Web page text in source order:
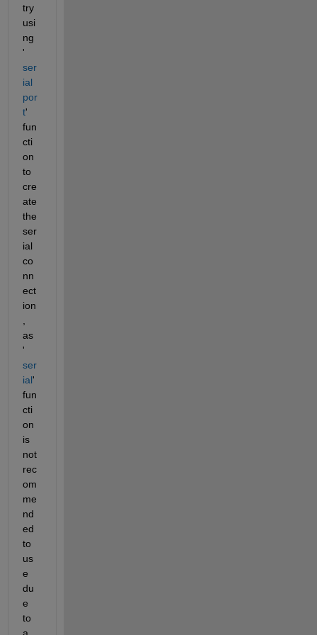
try
usi
ng
'
ser
ial
por
t'
fun
cti
on
to
cre
ate
the
ser
ial
co
nn
ect
ion
as
'
ser
ial'
fun
cti
on
is
not
rec
om
me
nd
ed
to
us
e
du
e
to